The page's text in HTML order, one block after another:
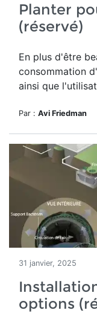
Planter
(réservé)
En plus d'être
consommation
ainsi que
Par : Avi Friedman
31 janvier, 2025
options